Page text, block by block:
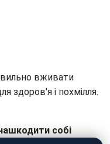
вживати
здоров'я і похмілля.
собі